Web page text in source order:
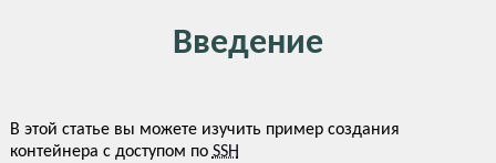
Введение
В этой статье вы можете изучить пример создания
контейнера с доступом по SSH